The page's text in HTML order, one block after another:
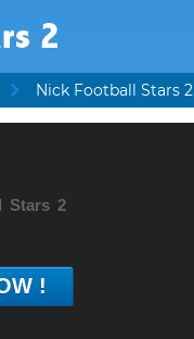
2
Nick Football Stars 2